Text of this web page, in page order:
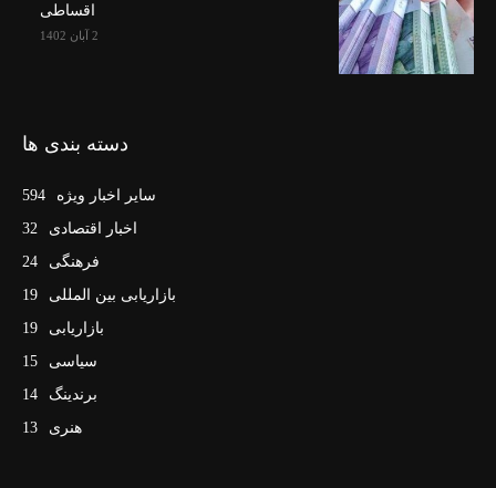
اقساطی
2 آبان 1402
دسته بندی ها
سایر اخبار ویژه
594
اخبار اقتصادی
32
فرهنگی
24
بازاریابی بین المللی
19
بازاریابی
19
سیاسی
15
برندینگ
14
هنری
13